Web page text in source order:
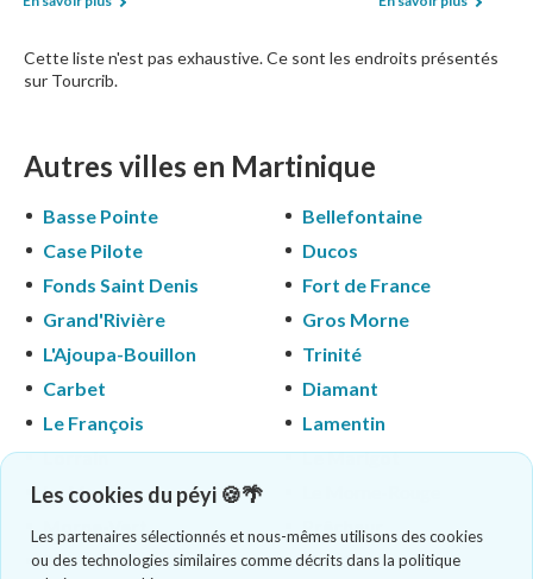
Les cookies du péyi 🍪🌴
Les partenaires sélectionnés et nous-mêmes utilisons des cookies
ou des technologies similaires comme décrits dans la politique
Cette liste n'est pas exhaustive. Ce sont les endroits présentés
sur Tourcrib.
Autres villes en Martinique
Basse Pointe
Bellefontaine
Case Pilote
Ducos
Fonds Saint Denis
Fort de France
Grand'Rivière
Gros Morne
L'Ajoupa-Bouillon
Trinité
Carbet
Diamant
Le François
Lamentin
Lorrain
Le Marigot
Le Marin
Morne-Vert
Prêcheur
Robert
Vauclin